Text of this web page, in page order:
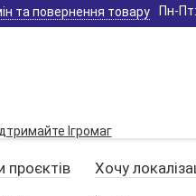
та повернення товару Пн-
проєктів Хочу